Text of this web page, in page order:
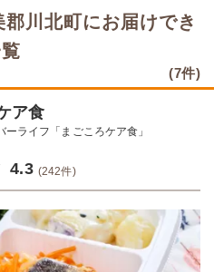
川北町にお届けでき
(7件)
ア食
ーライフ「まごころケア食」
4.3 (242件)